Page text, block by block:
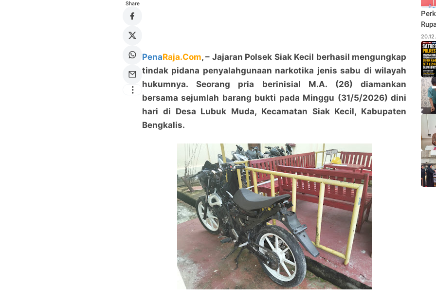
Share
PenaRaja.Com, – Jajaran Polsek Siak Kecil berhasil mengungkap
tindak pidana penyalahgunaan narkotika jenis sabu di wilayah
hukumnya. Seorang pria berinisial M.A. (26) diamankan
bersama sejumlah barang bukti pada Minggu (31/5/2026) dini
hari di Desa Lubuk Muda, Kecamatan Siak Kecil, Kabupaten
Bengkalis.
Rhu